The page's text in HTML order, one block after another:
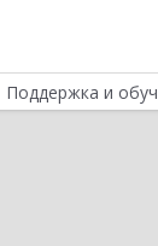
Поддержка и